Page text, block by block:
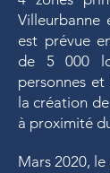
Villeurbanne
est prévue
de 5 000
personnes
la création
à proximité
Mars 2020, le